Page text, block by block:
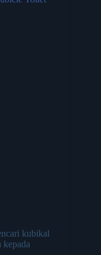
kubikal
kepada